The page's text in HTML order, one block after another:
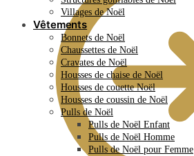
Villages de Noël
Vêtements
Bonnets de Noël
Chaussettes de Noël
Cravates de Noël
Housses de chaise de Noël
Housses de couette Noël
Housses de coussin de Noël
Pulls de Noël
Pulls de Noël Enfant
Pulls de Noël Homme
Pulls de Noël pour Femme